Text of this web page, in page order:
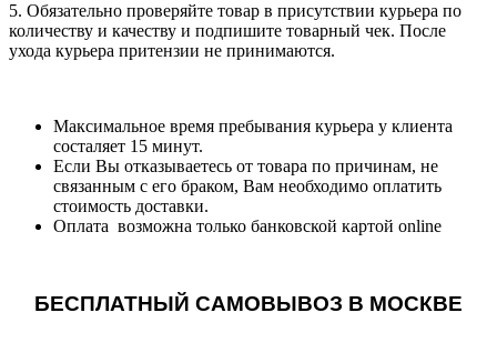
5. Обязательно проверяйте товар в присутствии курьера по
количеству и качеству и подпишите товарный чек. После
ухода курьера притензии не принимаются.
Максимальное время пребывания курьера у клиента
состаляет 15 минут.
Если Вы отказываетесь от товара по причинам, не
связанным с его браком, Вам необходимо оплатить
стоимость доставки.
Оплата возможна только банковской картой online
БЕСПЛАТНЫЙ САМОВЫВОЗ В МОСКВЕ